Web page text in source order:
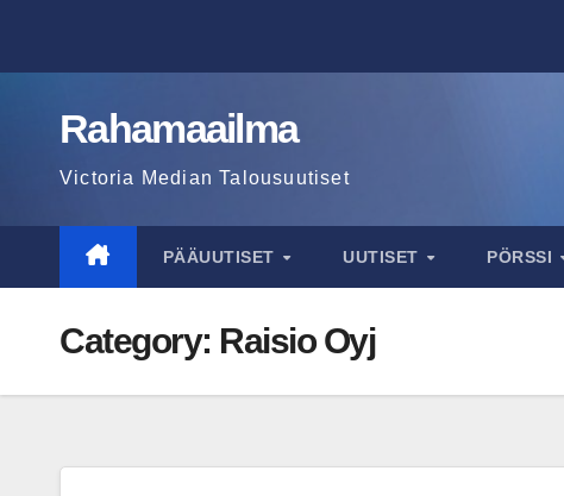
Rahamaailma
Victoria Median Talousuutiset
PÄÄUUTISET UUTISET PÖRSSI
Category: Raisio Oyj